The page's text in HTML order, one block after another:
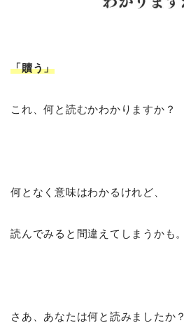
「贖う」
これ、何と読むかわかりますか？
何となく意味はわかるけれど、
読んでみると間違えてしまうかも。
さあ、あなたは何と読みましたか？